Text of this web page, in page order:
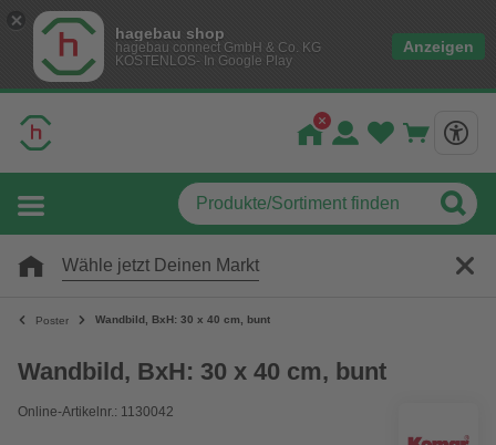
hagebau shop
hagebau connect GmbH & Co. KG
KOSTENLOS- In Google Play
Anzeigen
Wähle jetzt Deinen Markt
Poster Wandbild, BxH: 30 x 40 cm, bunt
Wandbild, BxH: 30 x 40 cm, bunt
Online-Artikelnr.: 1130042